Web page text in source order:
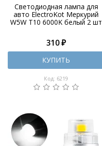
Светодиодная лампа для
авто ElectroKot Меркурий
W5W T10 6000K белый 2 шт
310 ₽
КУПИТЬ
Код: 6219